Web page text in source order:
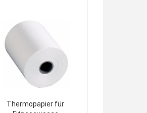
Thermopapier für